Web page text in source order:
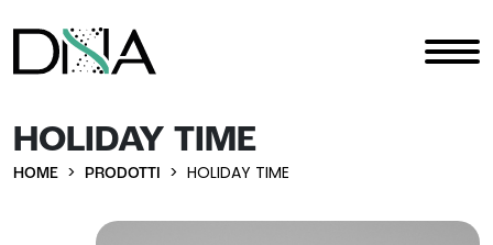
HOLIDAY TIME
HOME PRODOTTI HOLIDAY TIME